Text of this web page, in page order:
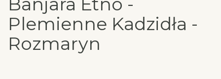
Plemienne Kadzidła -
Rozmaryn